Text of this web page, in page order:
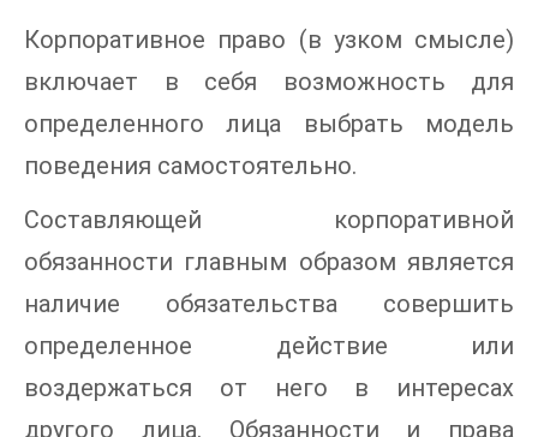
Корпоративное право (в узком смысле)
включает в себя возможность для
определенного лица выбрать модель
поведения самостоятельно.
Составляющей корпоративной
обязанности главным образом является
наличие обязательства совершить
определенное действие или
воздержаться от него в интересах
другого лица. Обязанности и права